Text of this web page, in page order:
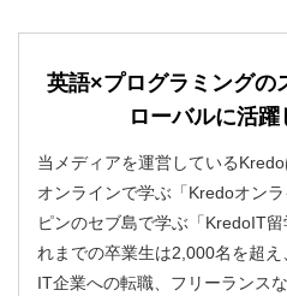
英語×プログラミングの
ローバルに活躍
当メディアを運営している
オンラインで学ぶ「Kredoオン
ピンのセブ島で学ぶ「KredoIT
れまでの卒業生は2,000名を超
IT企業への転職、フリーランス